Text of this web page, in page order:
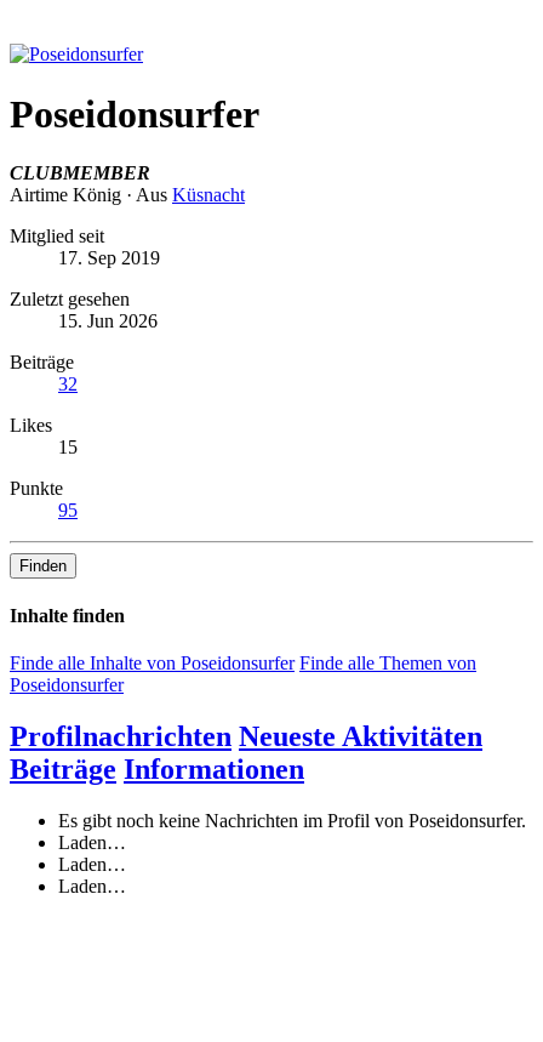
Poseidonsurfer
CLUBMEMBER
Airtime König · Aus Küsnacht
Mitglied seit
17. Sep 2019
Zuletzt gesehen
15. Jun 2026
Beiträge
32
Likes
15
Punkte
95
Finden
Inhalte finden
Finde alle Inhalte von Poseidonsurfer Finde alle Themen von
Poseidonsurfer
Profilnachrichten Neueste Aktivitäten
Beiträge Informationen
Es gibt noch keine Nachrichten im Profil von Poseidonsurfer.
Laden…
Laden…
Laden…